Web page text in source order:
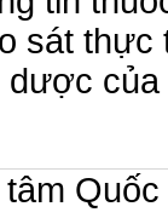
sát thực
dược